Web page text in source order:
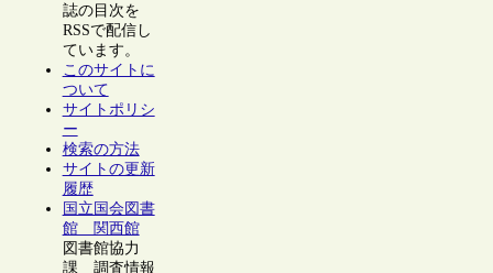
誌の目次を
RSSで配信し
ています。
このサイトに
ついて
サイトポリシ
ー
検索の方法
サイトの更新
履歴
国立国会図書
館 関西館
図書館協力
課 調査情報